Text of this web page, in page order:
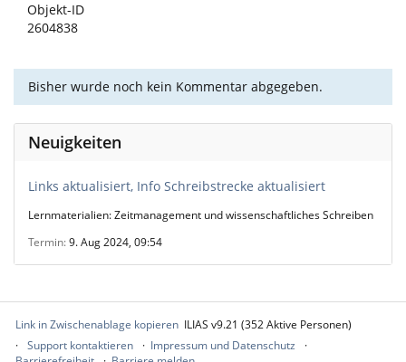
Objekt-ID
2604838
Bisher wurde noch kein Kommentar abgegeben.
Neuigkeiten
Links aktualisiert, Info Schreibstrecke aktualisiert
Lernmaterialien: Zeitmanagement und wissenschaftliches Schreiben
Termin 9. Aug 2024, 09:54
Link in Zwischenablage kopieren ILIAS v9.21 (352 Aktive Personen)
Support kontaktieren
Impressum und Datenschutz